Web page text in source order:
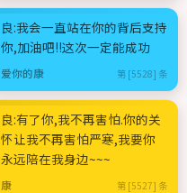
良:我会一直站在你的背后支持
你,加油吧!!这次一定能成功
爱你的康 第 [5528] 条
良:有了你,我不再害怕.你的关
怀让我不再害怕严寒,我要你
永远陪在我身边~~~
康 第 [5527] 条